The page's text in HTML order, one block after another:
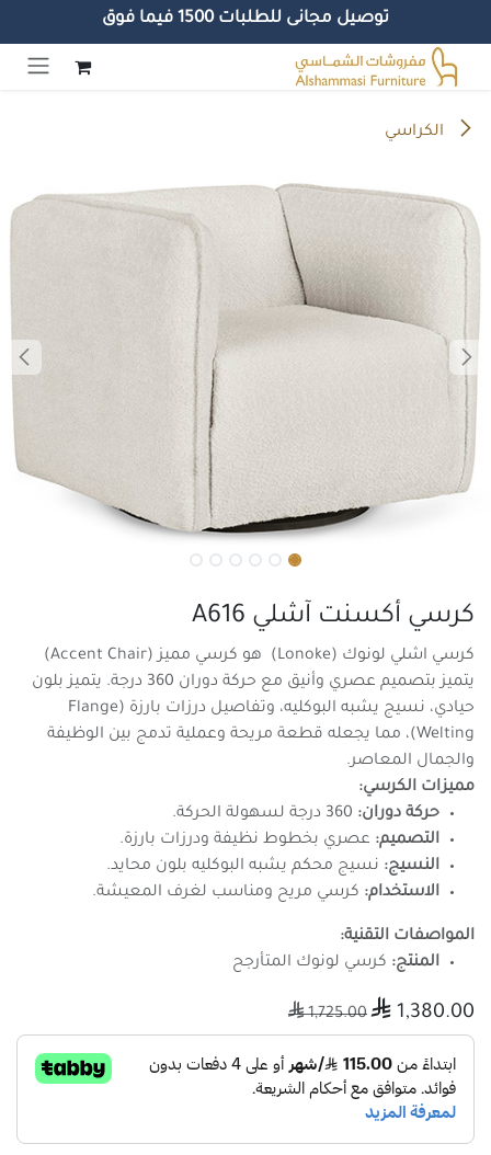
توصيل مجانى للطلبات 1500 فيما فوق
تخطي للذهاب إلى المحتوى
الكراسي
كرسي أكسنت آشلي A616
كرسي اشلي لونوك (Lonoke) هو كرسي مميز (Accent Chair)
يتميز بتصميم عصري وأنيق مع حركة دوران 360 درجة. يتميز بلون
حيادي، نسيج يشبه البوكليه، وتفاصيل درزات بارزة (Flange
Welting)، مما يجعله قطعة مريحة وعملية تدمج بين الوظيفة
والجمال المعاصر.
مميزات الكرسي:
حركة دوران:
التصميم: عصري بخطوط نظيفة ودرزات بارزة.
النسيج: نسيج محكم يشبه البوكليه بلون محايد.
الاستخدام: كرسي مريح ومناسب لغرف المعيشة.
المواصفات التقنية:
المنتج: كرسي لونوك المتأرجح
1,380.00
1,725.00
